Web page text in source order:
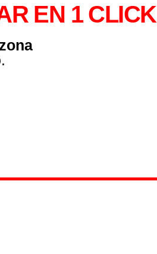
EN 1 CLICK